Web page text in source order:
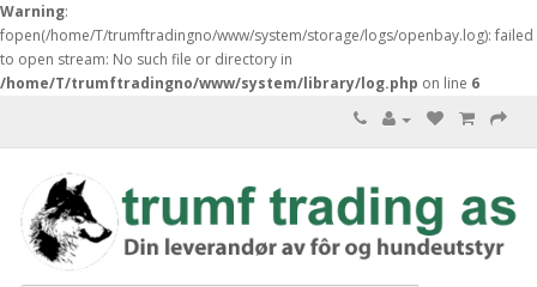
Warning:
fopen(/home/T/trumftradingno/www/system/storage/logs/openbay.log): failed
to open stream: No such file or directory in
/home/T/trumftradingno/www/system/library/log.php on line 6